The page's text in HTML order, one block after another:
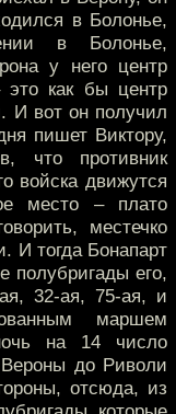
в Болонье,
в Болонье,
у него центр
как бы центр
И вот он получил
пишет Виктору,
что противник
войска движутся
место – плато
местечко
И тогда Бонапарт
полубригады его,
32-ая, 75-ая, и
маршем
на 14 число
до Риволи
отсюда, из